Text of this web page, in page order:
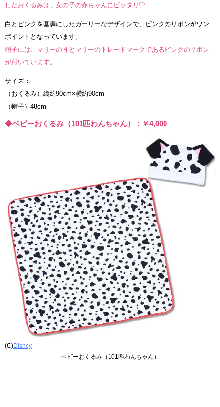
したおくるみは、女の子の赤ちゃんにピッタリ♡
白とピンクを基調にしたガーリーなデザインで、ピンクのリボンがワン
ポイントとなっています。
帽子には、マリーの耳とマリーのトレードマークであるピンクのリボン
が付いています。
サイズ：
（おくるみ）縦約90cm×横約90cm
（帽子）48cm
◆ベビーおくるみ（101匹わんちゃん）：￥4,000
(C)Disney
ベビーおくるみ（101匹わんちゃん）